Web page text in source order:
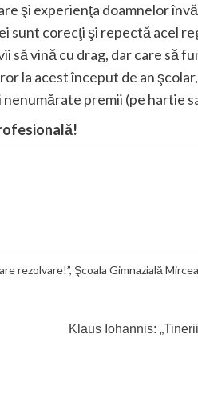
şi experienţa doamnelor
sunt corecţi şi repectă acel
să vină cu drag, dar care să
la acest început de an
premii (pe hartie
rezolvare!”, Şcoala Gimnazială
Klaus Iohannis: